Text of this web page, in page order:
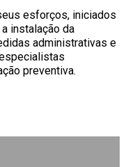
esforços, iniciados
instalação da
administrativas e
preventiva.